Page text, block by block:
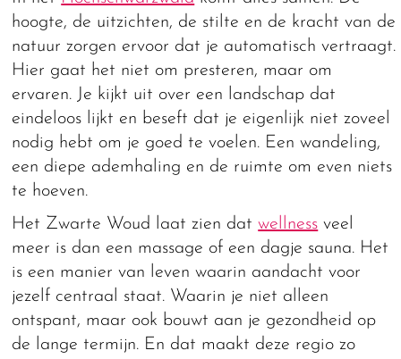
hoogte, de uitzichten, de stilte en de kracht van de
natuur zorgen ervoor dat je automatisch vertraagt.
Hier gaat het niet om presteren, maar om
ervaren. Je kijkt uit over een landschap dat
eindeloos lijkt en beseft dat je eigenlijk niet zoveel
nodig hebt om je goed te voelen. Een wandeling,
een diepe ademhaling en de ruimte om even niets
te hoeven.
Het Zwarte Woud laat zien datwellness veel
meer is dan een massage of een dagje sauna. Het
is een manier van leven waarin aandacht voor
jezelf centraal staat. Waarin je niet alleen
ontspant, maar ook bouwt aan je gezondheid op
de lange termijn. En dat maakt deze regio zo